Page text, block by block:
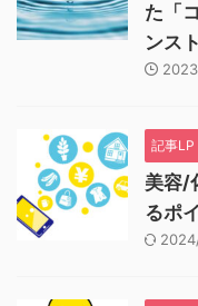
た「
ンス
記事LP
美容/
るポ